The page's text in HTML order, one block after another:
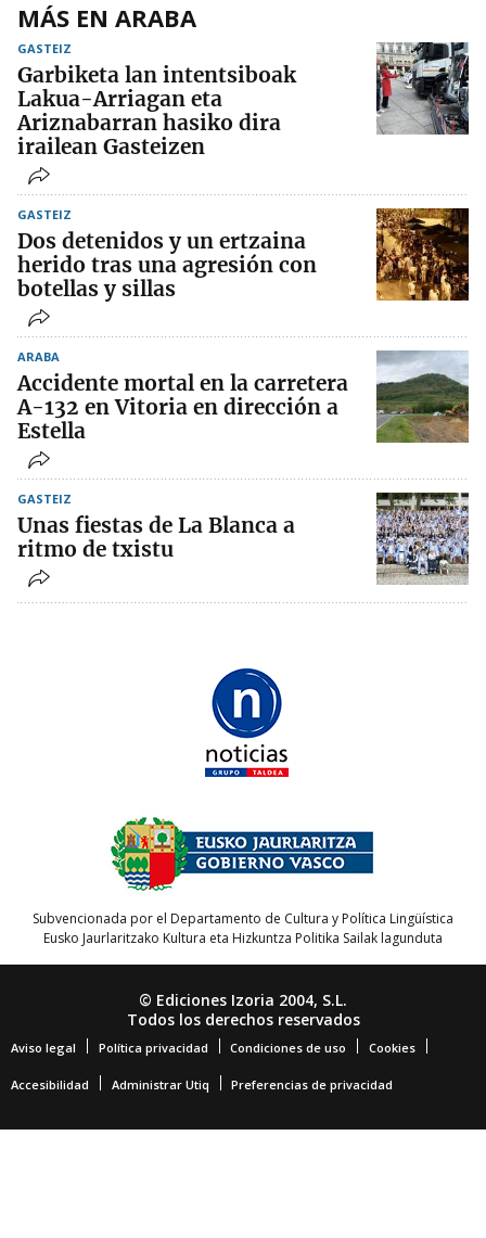
MÁS EN ARABA
GASTEIZ
Garbiketa lan intentsiboak
Lakua-Arriagan eta
Ariznabarran hasiko dira
irailean Gasteizen
GASTEIZ
Dos detenidos y un ertzaina
herido tras una agresión con
botellas y sillas
ARABA
Accidente mortal en la carretera
A-132 en Vitoria en dirección a
Estella
GASTEIZ
Unas fiestas de La Blanca a
ritmo de txistu
Subvencionada por el Departamento de Cultura y Política Lingüística
Eusko Jaurlaritzako Kultura eta Hizkuntza Politika Sailak lagunduta
© Ediciones Izoria 2004, S.L.
Todos los derechos reservados
Aviso legal Política privacidad Condiciones de uso Cookies
Accesibilidad Administrar Utiq Preferencias de privacidad